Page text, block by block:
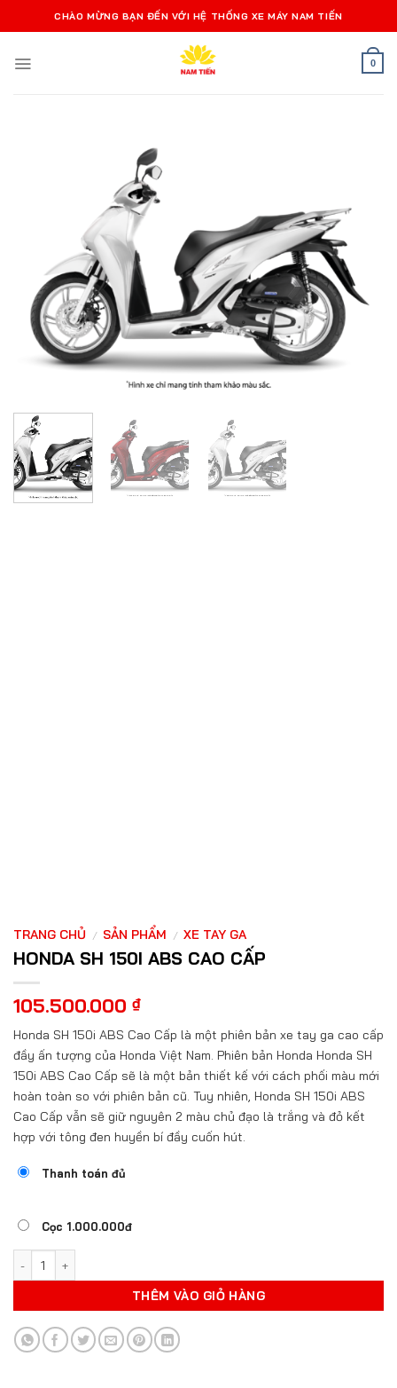
qua
dung
CHÀO MỪNG BẠN ĐẾN VỚI HỆ THỐNG XE MÁY NAM TIẾN
0
TRANG CHỦ / SẢN PHẨM / XE TAY GA
HONDA SH 150I ABS CAO CẤP
105.500.000 ₫
Honda SH 150i ABS Cao Cấp là một phiên bản xe tay ga cao cấp
đầy ấn tượng của Honda Việt Nam. Phiên bản Honda Honda SH
150i ABS Cao Cấp sẽ là một bản thiết kế với cách phối màu mới
hoàn toàn so với phiên bản cũ. Tuy nhiên, Honda SH 150i ABS
Cao Cấp vẫn sẽ giữ nguyên 2 màu chủ đạo là trắng và đỏ kết
hợp với tông đen huyền bí đầy cuốn hút.
Thanh toán đủ
Cọc 1.000.000đ
THÊM VÀO GIỎ HÀNG